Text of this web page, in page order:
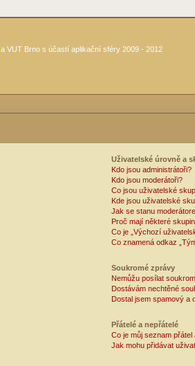
VUT Brno s účastí aplikační sféry 2009 - 2012
Uživatelské úrovně a
Kdo jsou administrátoři?
Kdo jsou moderátoři?
Co jsou uživatelské
Kde jsou uživatelské
Jak se stanu
Proč mají některé
Co je „Výchozí
Co znamená odkaz
Soukromé zprávy
Nemůžu posílat
Dostávám nechtěné
Dostal jsem spamový a
Přátelé a nepřátelé
Co je můj seznam přátel
Jak mohu přidávat